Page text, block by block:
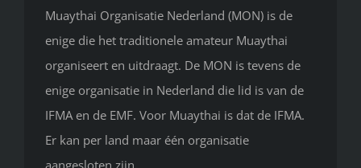
Muaythai Organisatie Nederland (MON) is de
enige die het traditionele amateur Muaythai
organiseert en uitdraagt. De MON is tevens de
enige organisatie in Nederland die lid is van de
IFMA en de EMF. Voor Muaythai is dat de IFMA.
Er kan per land maar één organisatie